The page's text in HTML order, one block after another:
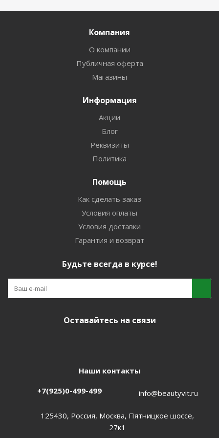
Компания
О компании
Публичная оферта
Магазины
Информация
Акции
Блог
Реквизиты
Политика
Помощь
Как сделать заказ
Условия оплаты
Условия доставки
Гарантия и возврат
Будьте всегда в курсе!
Оставайтесь на связи
Наши контакты
+7(925)0-499-499 info@beautyvit.ru
125430, Россия, Москва, Пятницкое шоссе,
27к1